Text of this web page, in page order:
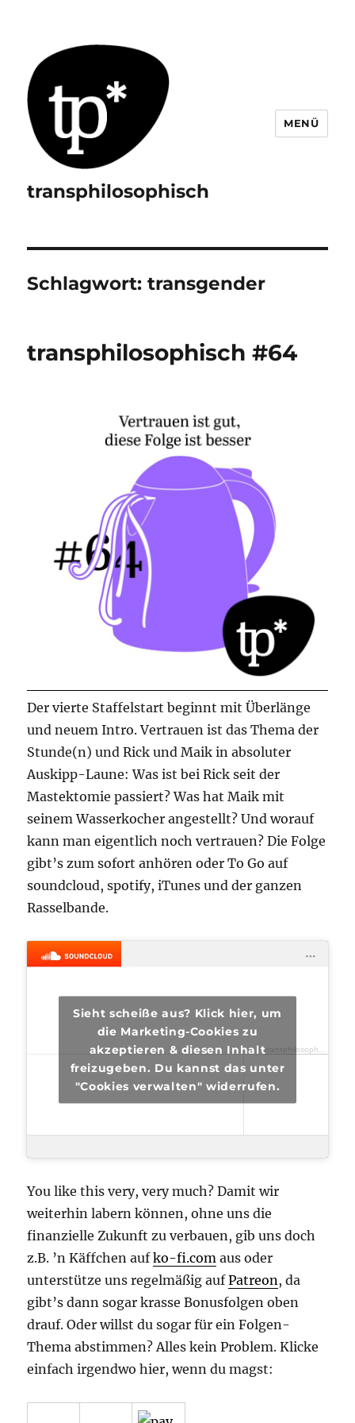
transphilosophisch
MENÜ
Schlagwort:transgender
transphilosophisch #64
Der vierte Staffelstart beginnt mit Überlänge
und neuem Intro. Vertrauen ist das Thema der
Stunde(n) und Rick und Maik in absoluter
Auskipp-Laune: Was ist bei Rick seit der
Mastektomie passiert? Was hat Maik mit
seinem Wasserkocher angestellt? Und worauf
kann man eigentlich noch vertrauen? Die Folge
gibt’s zum sofort anhören oder To Go auf
soundcloud, spotify, iTunes und der ganzen
Rasselbande.
transphilosophisch
Sieht scheiße aus? Klick hier, um
die Marketing-Cookies zu
akzeptieren & diesen Inhalt
freizugeben. Du kannst das unter
"Cookies verwalten" widerrufen.
You like this very, very much? Damit wir
weiterhin labern können, ohne uns die
finanzielle Zukunft zu verbauen, gib uns doch
z.B. ’n Käffchen aufko-fi.com aus oder
unterstütze uns regelmäßig aufPatreon, da
gibt’s dann sogar krasse Bonusfolgen oben
drauf. Oder willst du sogar für ein Folgen-
Thema abstimmen? Alles kein Problem. Klicke
einfach irgendwo hier, wenn du magst: